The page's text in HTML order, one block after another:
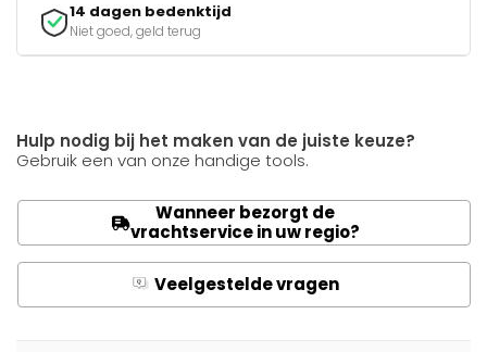
14 dagen bedenktijd
Niet goed, geld terug
Hulp nodig bij het maken van de juiste keuze?
Gebruik een van onze handige tools.
Wanneer bezorgt de
vrachtservice in uw regio?
Q Veelgestelde vragen